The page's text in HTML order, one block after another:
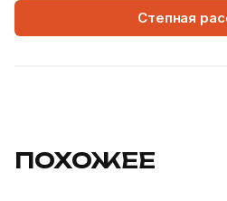
Степная
ПОХОЖЕЕ